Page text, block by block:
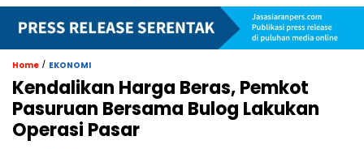
Home / EKONOMI
Kendalikan Harga Beras, Pemkot
Pasuruan Bersama Bulog Lakukan
Operasi Pasar